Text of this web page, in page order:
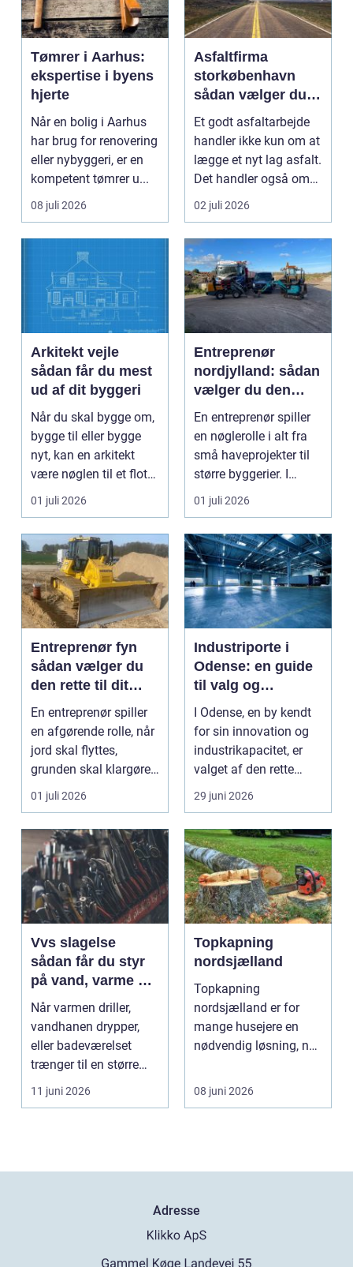
Tømrer i Aarhus:
ekspertise i byens
hjerte
Når en bolig i Aarhus
har brug for renovering
eller nybyggeri, er en
kompetent tømrer u...
08 juli 2026
Asfaltfirma
storkøbenhavn
sådan vælger du
den rette
samarbejdspartner
Et godt asfaltarbejde
handler ikke kun om at
lægge et nyt lag asfalt.
Det handler også om
planlægnin...
02 juli 2026
Arkitekt vejle
sådan får du mest
ud af dit byggeri
Når du skal bygge om,
bygge til eller bygge
nyt, kan en arkitekt
være nøglen til et flot
resultat, d...
01 juli 2026
Entreprenør
nordjylland: sådan
vælger du den
rette
samarbejdspartner
til dit byggeri
En entreprenør spiller
en nøglerolle i alt fra
små haveprojekter til
større byggerier. I
Nordjylland...
01 juli 2026
Entreprenør fyn
sådan vælger du
den rette til dit
projekt
En entreprenør spiller
en afgørende rolle, når
jord skal flyttes,
grunden skal klargøres,
eller der ...
01 juli 2026
Industriporte i
Odense: en guide
til valg og
installation
I Odense, en by kendt
for sin innovation og
industrikapacitet, er
valget af den rette
industriport a...
29 juni 2026
Vvs slagelse
sådan får du styr
på vand, varme og
energi i din bolig
Når varmen driller,
vandhanen drypper,
eller badeværelset
trænger til en større
renovering, er en dy...
11 juni 2026
Topkapning
nordsjælland
Topkapning
nordsjælland er for
mange husejere en
nødvendig løsning, når
mørke, ut...
08 juni 2026
Adresse